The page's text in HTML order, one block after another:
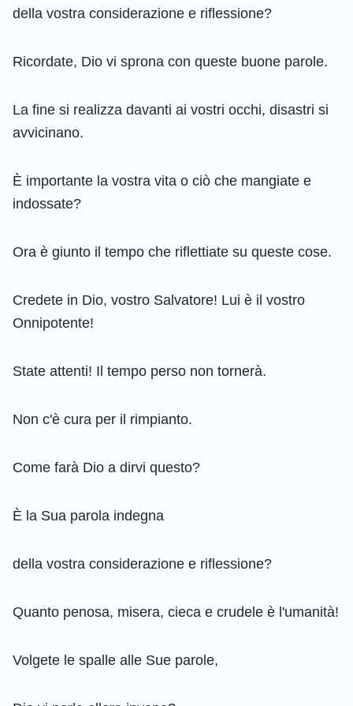
della vostra considerazione e riflessione?
Ricordate, Dio vi sprona con queste buone parole.
La fine si realizza davanti ai vostri occhi, disastri si
avvicinano.
È importante la vostra vita o ciò che mangiate e
indossate?
Ora è giunto il tempo che riflettiate su queste cose.
Credete in Dio, vostro Salvatore! Lui è il vostro
Onnipotente!
State attenti! Il tempo perso non tornerà.
Non c'è cura per il rimpianto.
Come farà Dio a dirvi questo?
È la Sua parola indegna
della vostra considerazione e riflessione?
Quanto penosa, misera, cieca e crudele è l'umanità!
Volgete le spalle alle Sue parole,